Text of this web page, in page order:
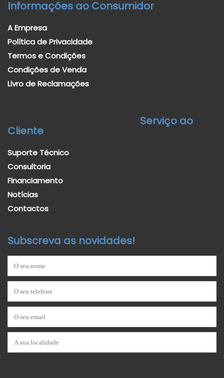
Informações ao Consumidor
A Empresa
Política de Privacidade
Termos e Condições
Condições de Venda
Livro de Reclamações
Serviço ao
Cliente
Suporte Técnico
Consultoria
Financiamento
Notícias
Contactos
Subscreva as novidades!